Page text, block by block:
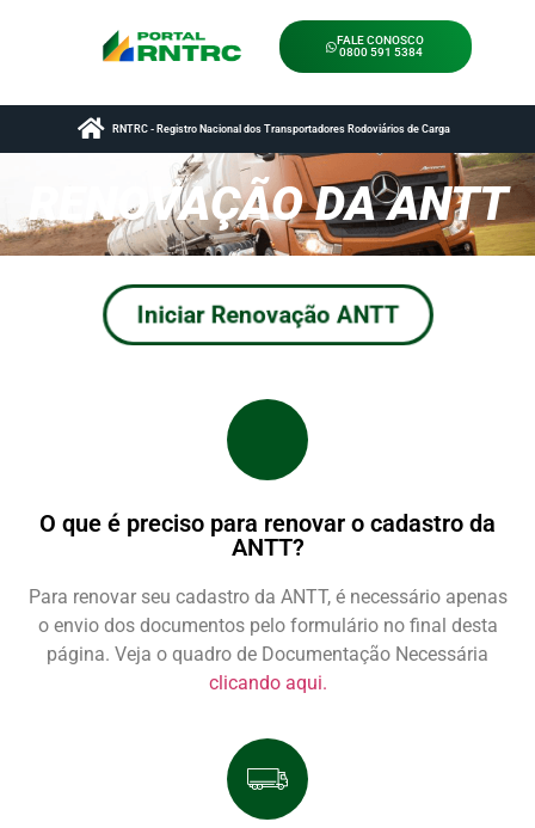
FALE CONOSCO
0800 591 5384
RNTRC - Registro Nacional dos Transportadores Rodoviários de Carga
RENOVAÇÃO DA ANTT
Iniciar Renovação ANTT
O que é preciso para renovar o cadastro da
ANTT?
Para renovar seu cadastro da ANTT, é necessário apenas
o envio dos documentos pelo formulário no final desta
página. Veja o quadro de Documentação Necessária
clicando aqui.